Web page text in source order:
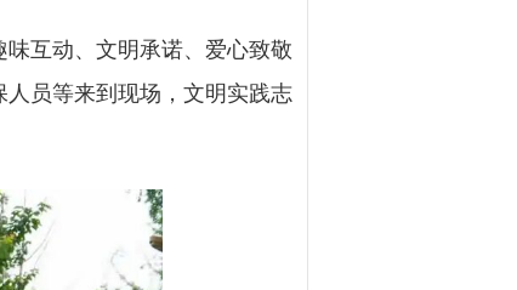
互动、文明承诺、爱心致敬
员等来到现场，文明实践志